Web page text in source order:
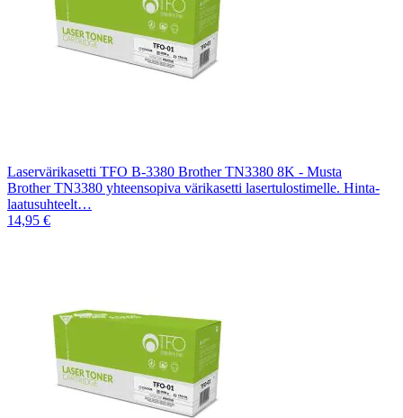
Laservärikasetti TFO B-3380 Brother TN3380 8K - Musta
Brother TN3380 yhteensopiva värikasetti lasertulostimelle. Hinta-
laatusuhteelt…
14,95 €